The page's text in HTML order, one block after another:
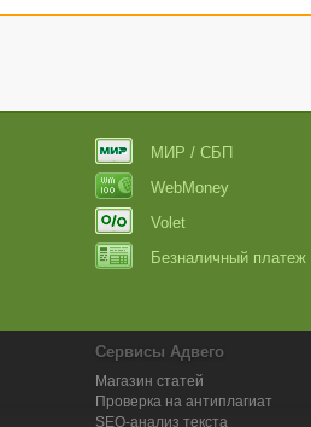
МИР / СБП
WebMoney
Volet
Безналичный платеж
Сервисы Адвего
Магазин статей
Проверка на антиплагиат
SEO-анализ текста